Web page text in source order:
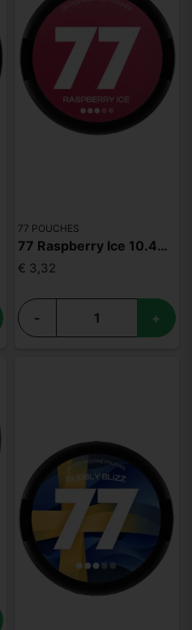
77 POUCHES
77 Raspberry Ice 10.4mg
€ 3,32
- +